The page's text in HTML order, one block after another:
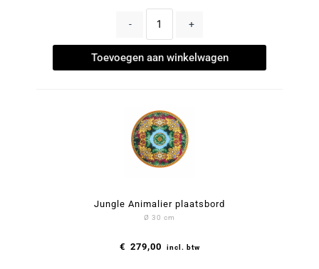
- +
Toevoegen aan winkelwagen
Jungle Animalier plaatsbord
Ø 30 cm
€ 279,00 incl. btw